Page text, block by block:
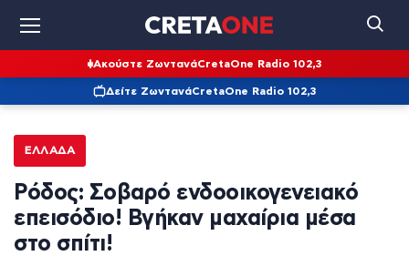
Ακούστε ΖωντανάCretaOne Radio 102,3
Δείτε ΖωντανάCretaOne Radio 102,3
ΕΛΛΆΔΑ
Ρόδος: Σοβαρό ενδοοικογενειακό
επεισόδιο! Βγήκαν μαχαίρια μέσα
στο σπίτι!